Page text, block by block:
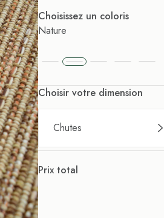
Choisissez un coloris
Nature
Choisir votre dimension
Chutes
Prix total